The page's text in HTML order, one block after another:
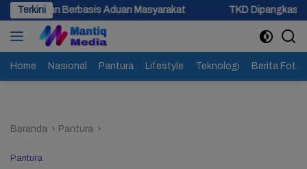
Langsung
ke
konten
Terkini
Aduan Masyarakat TKD Dipangkas, Pemprov Jateng
Home Nasional Pantura Lifestyle Teknologi Berita Foto
Beranda Pantura
Pantura